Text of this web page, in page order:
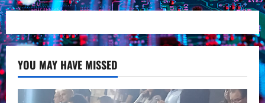
YOU MAY HAVE MISSED